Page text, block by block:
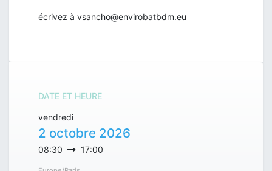
écrivez à vsancho@envirobatbdm.eu
DATE ET HEURE
vendredi
2 octobre 2026
08:30 17:00